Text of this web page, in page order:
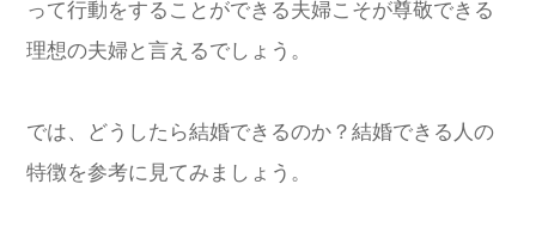
って行動をすることができる夫婦こそが尊敬できる
理想の夫婦と言えるでしょう。
では、どうしたら結婚できるのか？結婚できる人の
特徴を参考に見てみましょう。